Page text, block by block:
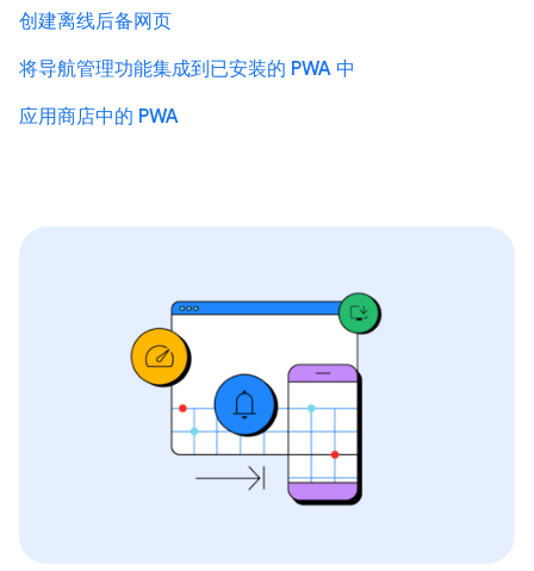
创建离线后备网页
将导航管理功能集成到已安装的 PWA 中
应用商店中的 PWA